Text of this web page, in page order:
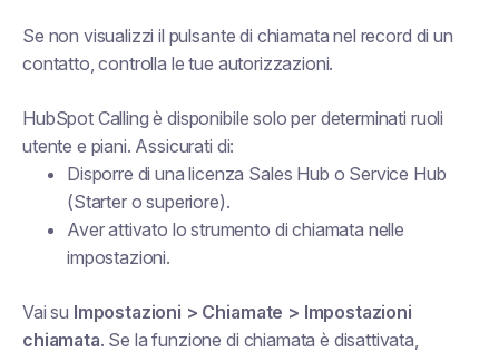
Se non visualizzi il pulsante di chiamata nel record di un
contatto, controlla le tue autorizzazioni.
HubSpot Calling è disponibile solo per determinati ruoli
utente e piani. Assicurati di:
Disporre di una licenza Sales Hub o Service Hub
(Starter o superiore).
Aver attivato lo strumento di chiamata nelle
impostazioni.
Vai su Impostazioni > Chiamate > Impostazioni
chiamata. Se la funzione di chiamata è disattivata,